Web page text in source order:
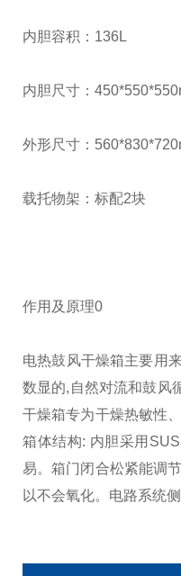
内胆容积：136L
内胆尺寸：
外形尺寸：
载托物架：标配2块
作用及原理0
电热鼓风干燥箱主要用
数显的,自然对流和鼓风
干燥箱专为干燥热敏性
箱体结构: 内胆采用
易。箱门闭合松紧能调
以不会氧化。电路系统